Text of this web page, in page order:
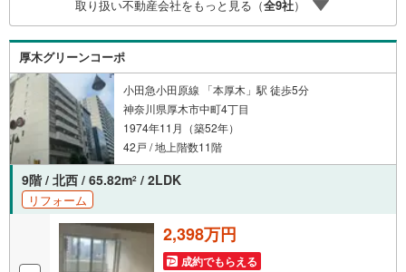
取り扱い不動産会社をもっと見る（全9社）
厚木グリーンコーポ
小田急小田原線 「本厚木」駅 徒歩5分
神奈川県厚木市中町4丁目
1974年11月（築52年）
42戸 / 地上階数11階
9階 / 北西 / 65.82m2 / 2LDK
リフォーム
2,398万円
成約でもらえる